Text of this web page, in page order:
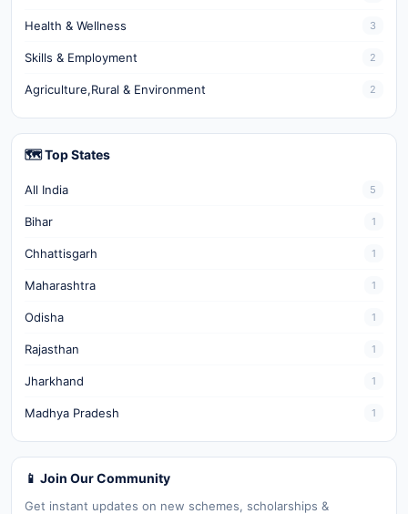
Health & Wellness 3
Skills & Employment 2
Agriculture,Rural & Environment 2
🗺️ Top States
All India 5
Bihar 1
Chhattisgarh 1
Maharashtra 1
Odisha 1
Rajasthan 1
Jharkhand 1
Madhya Pradesh 1
📱 Join Our Community
Get instant updates on new schemes, scholarships &